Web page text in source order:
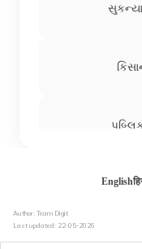
સુકન્યા
અટલ
English
Author: Team Digit
Last updated: 22-05-2026